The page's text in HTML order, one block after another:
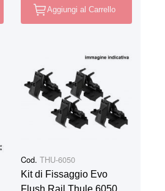
Aggiungi al Carrello
Cod. THU-6050
Kit di Fissaggio Evo